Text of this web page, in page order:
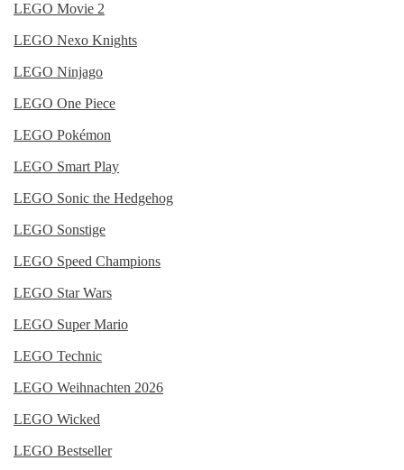
LEGO Movie 2
LEGO Nexo Knights
LEGO Ninjago
LEGO One Piece
LEGO Pokémon
LEGO Smart Play
LEGO Sonic the Hedgehog
LEGO Sonstige
LEGO Speed Champions
LEGO Star Wars
LEGO Super Mario
LEGO Technic
LEGO Weihnachten 2026
LEGO Wicked
LEGO Bestseller